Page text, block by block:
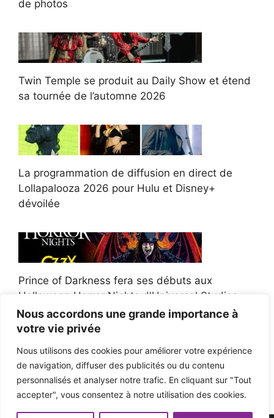
Nous accordons une grande importance à
votre vie privée
Nous utilisons des cookies pour améliorer votre expérience
de navigation, diffuser des publicités ou du contenu
personnalisés et analyser notre trafic. En cliquant sur "Tout
accepter", vous consentez à notre utilisation des cookies.
de photos
Twin Temple se produit au Daily Show et étend
sa tournée de l’automne 2026
La programmation de diffusion en direct de
Lollapalooza 2026 pour Hulu et Disney+
dévoilée
Prince of Darkness fera ses débuts aux
Halloween Horror Nights d'Universal Studios
Afroman poursuit un policier de l'Ohio après la
victoire du jury en diffamation